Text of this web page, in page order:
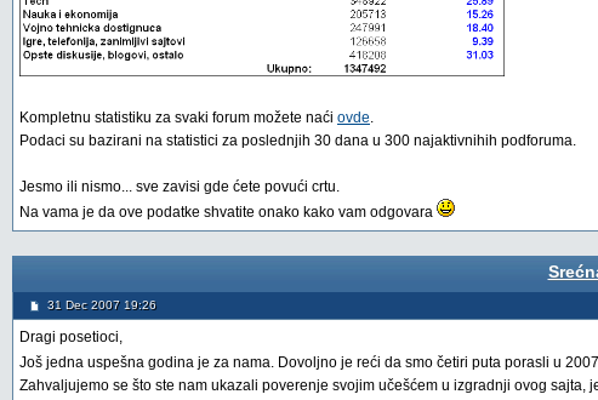
Kompletnu statistiku za svaki forum možete naći ovde.
Podaci su bazirani na statistici za poslednjih 30 dana u 300 najaktivnihih podforuma.
Jesmo ili nismo... sve zavisi gde ćete povući crtu.
Na vama je da ove podatke shvatite onako kako vam odgovara
31 Dec 2007 19:26
Dragi posetioci,
Još jedna uspešna godina je za nama. Dovoljno je reći da smo četiri puta porasli u
Zahvaljujemo se što ste nam ukazali poverenje svojim učešćem u izgradnji ovog